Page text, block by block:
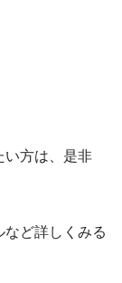
い方は、是非
ど詳しくみる